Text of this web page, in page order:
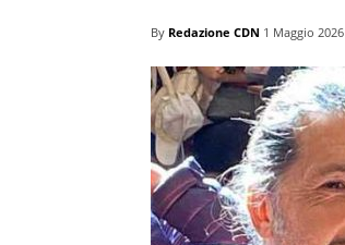
By Redazione CDN 1 Maggio 2026